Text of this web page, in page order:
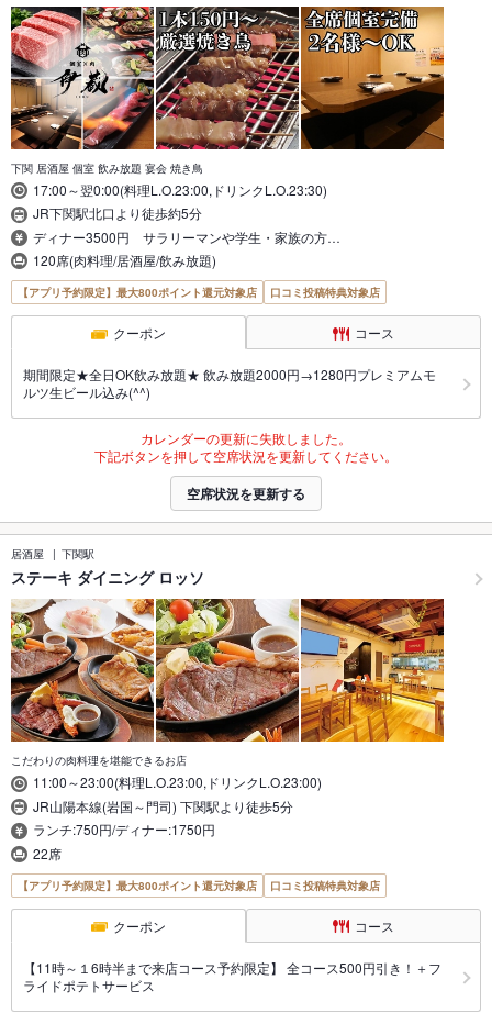
下関 居酒屋 個室 飲み放題 宴会 焼き鳥
17:00～翌0:00(料理L.O.23:00,ドリンクL.O.23:30)
JR下関駅北口より徒歩約5分
ディナー3500円 サラリーマンや学生・家族の方…
120席(肉料理/居酒屋/飲み放題)
【アプリ予約限定】最大800ポイント還元対象店 口コミ投稿特典対象店
クーポン コース
期間限定★全日OK飲み放題★ 飲み放題2000円→1280円プレミアムモ
ルツ生ビール込み(^^)
カレンダーの更新に失敗しました。
下記ボタンを押して空席状況を更新してください。
空席状況を更新する
居酒屋 下関駅
ステーキ ダイニング ロッソ
こだわりの肉料理を堪能できるお店
11:00～23:00(料理L.O.23:00,ドリンクL.O.23:00)
JR山陽本線(岩国～門司) 下関駅より徒歩5分
ランチ:750円/ディナー:1750円
22席
【アプリ予約限定】最大800ポイント還元対象店 口コミ投稿特典対象店
クーポン コース
【11時～１6時半まで来店コース予約限定】 全コース500円引き！＋フ
ライドポテトサービス